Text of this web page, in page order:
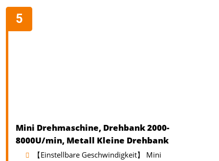
Mini Drehmaschine, Drehbank 2000-
8000U/min, Metall Kleine Drehbank
【Einstellbare Geschwindigkeit】 Mini